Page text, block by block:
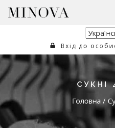
Вхід до
СУКНІ
Головна /